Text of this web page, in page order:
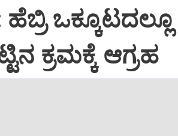
ಒಕ್ಕೂಟದಲ್ಲೂ
ಕ್ರಮಕ್ಕೆ ಆಗ್ರಹ